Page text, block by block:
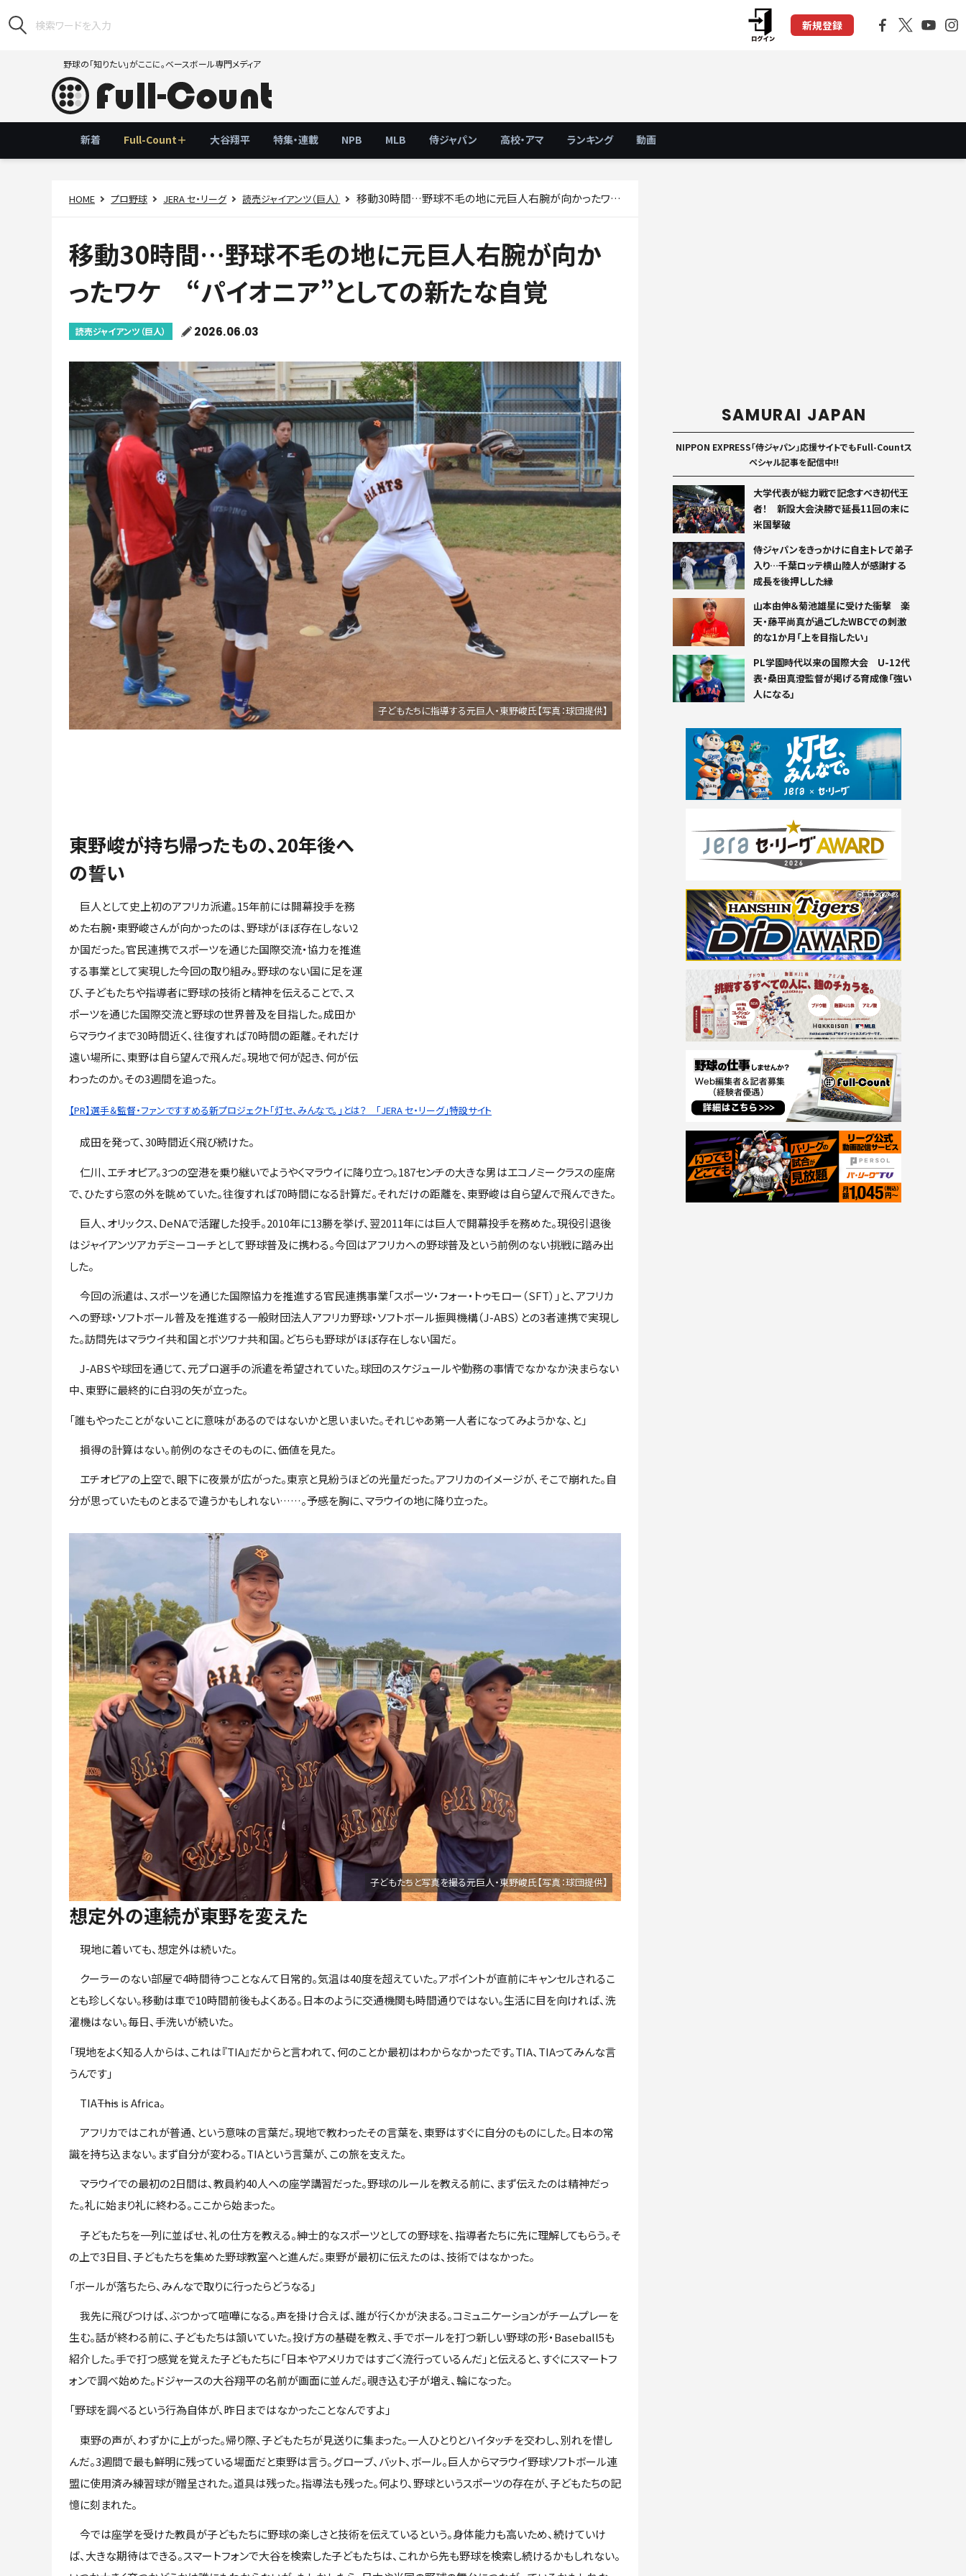
新規登録
野球の「知りたい」がここに。ベースボール専門メディア
新着 Full-Count＋ 大谷翔平 特集・連載 NPB MLB 侍ジャパン 高校・アマ ランキング 動画
HOME プロ野球 JERA セ・リーグ 読売ジャイアンツ（巨人） 移動30時間…野球不毛の地に元巨人右腕が向かったワケ “パイオニア”としての新たな自覚
移動30時間…野球不毛の地に元巨人右腕が向か
ったワケ “パイオニア”としての新たな自覚
読売ジャイアンツ（巨人） 2026.06.03
子どもたちに指導する元巨人・東野峻氏【写真：球団提供】
東野峻が持ち帰ったもの、20年後へ
の誓い
巨人として史上初のアフリカ派遣。15年前には開幕投手を務
めた右腕・東野峻さんが向かったのは、野球がほぼ存在しない2
か国だった。官民連携でスポーツを通じた国際交流・協力を推進
する事業として実現した今回の取り組み。野球のない国に足を運
び、子どもたちや指導者に野球の技術と精神を伝えることで、ス
ポーツを通じた国際交流と野球の世界普及を目指した。成田か
らマラウイまで30時間近く、往復すれば70時間の距離。それだけ
遠い場所に、東野は自ら望んで飛んだ。現地で何が起き、何が伝
わったのか。その3週間を追った。
【PR】選手＆監督・ファンですすめる新プロジェクト「灯セ、みんなで。」とは？ 「JERA セ・リーグ」特設サイト
成田を発って、30時間近く飛び続けた。
仁川、エチオピア。3つの空港を乗り継いでようやくマラウイに降り立つ。187センチの大きな男はエコノミークラスの座席
で、ひたすら窓の外を眺めていた。往復すれば70時間になる計算だ。それだけの距離を、東野峻は自ら望んで飛んできた。
巨人、オリックス、DeNAで活躍した投手。2010年に13勝を挙げ、翌2011年には巨人で開幕投手を務めた。現役引退後
はジャイアンツアカデミーコーチとして野球普及に携わる。今回はアフリカへの野球普及という前例のない挑戦に踏み出
した。
今回の派遣は、スポーツを通じた国際協力を推進する官民連携事業「スポーツ・フォー・トゥモロー（SFT）」と、アフリカ
への野球・ソフトボール普及を推進する一般財団法人アフリカ野球・ソフトボール振興機構（J-ABS）との3者連携で実現し
た。訪問先はマラウイ共和国とボツワナ共和国。どちらも野球がほぼ存在しない国だ。
J-ABSや球団を通じて、元プロ選手の派遣を希望されていた。球団のスケジュールや勤務の事情でなかなか決まらない
中、東野に最終的に白羽の矢が立った。
「誰もやったことがないことに意味があるのではないかと思いまいた。それじゃあ第一人者になってみようかな、と」
損得の計算はない。前例のなさそのものに、価値を見た。
エチオピアの上空で、眼下に夜景が広がった。東京と見紛うほどの光量だった。アフリカのイメージが、そこで崩れた。自
分が思っていたものとまるで違うかもしれない……。予感を胸に、マラウイの地に降り立った。
子どもたちと写真を撮る元巨人・東野峻氏【写真：球団提供】
想定外の連続が東野を変えた
現地に着いても、想定外は続いた。
クーラーのない部屋で4時間待つことなんて日常的。気温は40度を超えていた。アポイントが直前にキャンセルされるこ
とも珍しくない。移動は車で10時間前後もよくある。日本のように交通機関も時間通りではない。生活に目を向ければ、洗
濯機はない。毎日、手洗いが続いた。
「現地をよく知る人からは、これは『TIA』だからと言われて、何のことか最初はわからなかったです。TIA、TIAってみんな言
うんです」
TIA――This is Africa。
アフリカではこれが普通、という意味の言葉だ。現地で教わったその言葉を、東野はすぐに自分のものにした。日本の常
識を持ち込まない。まず自分が変わる。TIAという言葉が、この旅を支えた。
マラウイでの最初の2日間は、教員約40人への座学講習だった。野球のルールを教える前に、まず伝えたのは精神だっ
た。礼に始まり礼に終わる。ここから始まった。
子どもたちを一列に並ばせ、礼の仕方を教える。紳士的なスポーツとしての野球を、指導者たちに先に理解してもらう。そ
の上で3日目、子どもたちを集めた野球教室へと進んだ。東野が最初に伝えたのは、技術ではなかった。
「ボールが落ちたら、みんなで取りに行ったらどうなる」
我先に飛びつけば、ぶつかって喧嘩になる。声を掛け合えば、誰が行くかが決まる。コミュニケーションがチームプレーを
生む。話が終わる前に、子どもたちは頷いていた。投げ方の基礎を教え、手でボールを打つ新しい野球の形・Baseball5も
紹介した。手で打つ感覚を覚えた子どもたちに「日本やアメリカではすごく流行っているんだ」と伝えると、すぐにスマートフ
ォンで調べ始めた。ドジャースの大谷翔平の名前が画面に並んだ。覗き込む子が増え、輪になった。
「野球を調べるという行為自体が、昨日まではなかったことなんですよ」
東野の声が、わずかに上がった。帰り際、子どもたちが見送りに集まった。一人ひとりとハイタッチを交わし、別れを惜し
んだ。3週間で最も鮮明に残っている場面だと東野は言う。グローブ、バット、ボール。巨人からマラウイ野球ソフトボール連
盟に使用済み練習球が贈呈された。道具は残った。指導法も残った。何より、野球というスポーツの存在が、子どもたちの記
憶に刻まれた。
今では座学を受けた教員が子どもたちに野球の楽しさと技術を伝えているという。身体能力も高いため、続けていけ
ば、大きな期待はできる。スマートフォンで大谷を検索した子どもたちは、これから先も野球を検索し続けるかもしれない。
SAMURAI JAPAN
NIPPON EXPRESS「侍ジャパン」応援サイトでもFull-Countス
ペシャル記事を配信中!!
大学代表が総力戦で記念すべき初代王
者！ 新設大会決勝で延長11回の末に
米国撃破
侍ジャパンをきっかけに自主トレで弟子
入り…千葉ロッテ横山陸人が感謝する
成長を後押しした縁
山本由伸＆菊池雄星に受けた衝撃 楽
天・藤平尚真が過ごしたWBCでの刺激
的な1か月「上を目指したい」
PL学園時代以来の国際大会 U-12代
表・桑田真澄監督が掲げる育成像「強い
人になる」